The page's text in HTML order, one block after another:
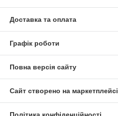
Доставка та оплата
Графік роботи
Повна версія сайту
Сайт створено на маркетплейсі